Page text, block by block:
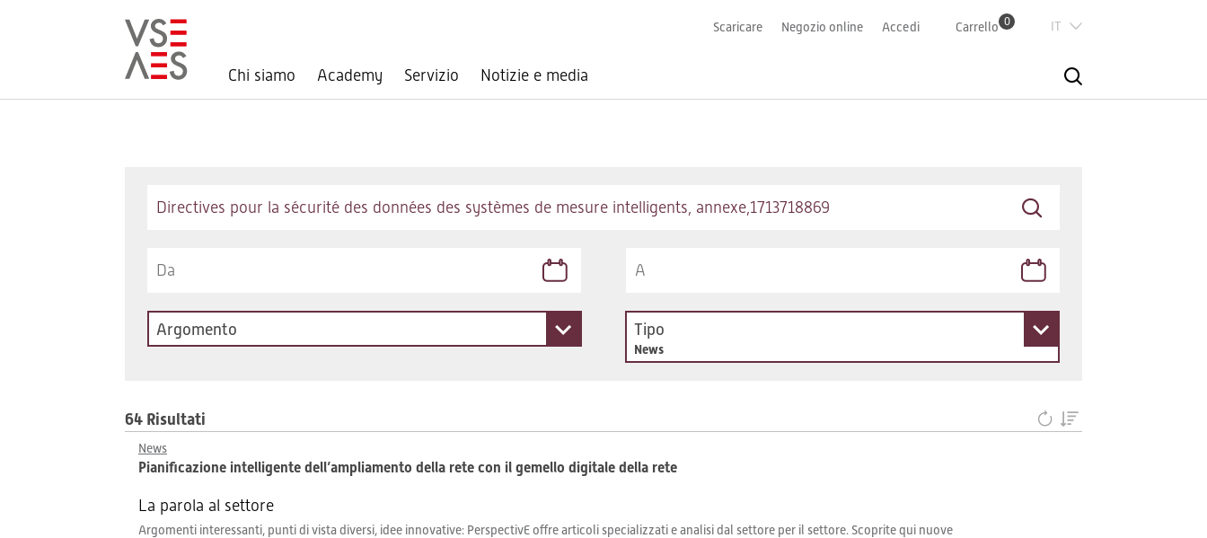
Chi siamo Academy Servizio Notizie e media
Scaricare Negozio online Accedi Carrello 0
English
Argomento Tipo
News
64 Risultati
News
Pianificazione intelligente dell’ampliamento della rete con il gemello digitale della rete
La parola al settore
Argomenti interessanti, punti di vista diversi, idee innovative: PerspectivE offre articoli specializzati e analisi dal settore per il settore. Scoprite qui nuove